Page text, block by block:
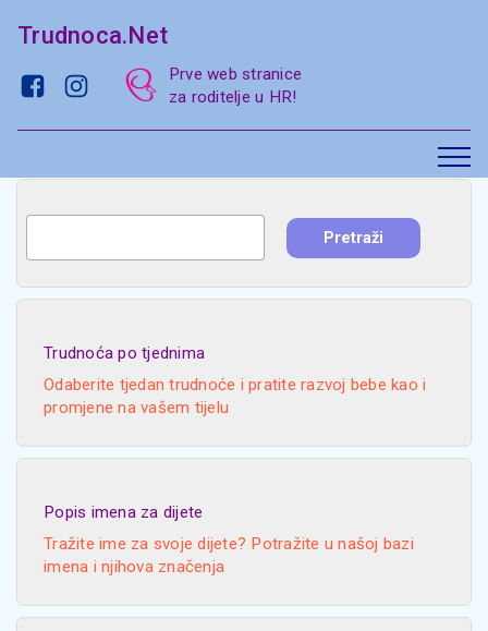
Trudnoca.Net
Prve web stranice
za roditelje u HR!
Trudnoća po tjednima
Odaberite tjedan trudnoće i pratite razvoj bebe kao i
promjene na vašem tijelu
Popis imena za dijete
Tražite ime za svoje dijete? Potražite u našoj bazi
imena i njihova značenja